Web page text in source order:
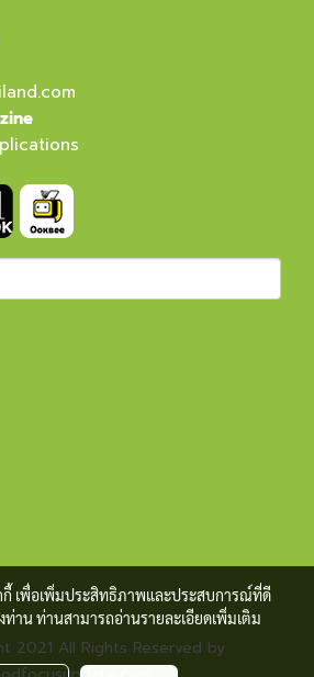
2021 All Rights Reserved by
กี้ เพื่อเพิ่มประสิทธิภาพและประสบการณ์ที่ดี
ท่าน ท่านสามารถอ่านรายละเอียดเพิ่มเติม